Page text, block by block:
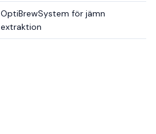
OptiBrewSystem för jämn
extraktion